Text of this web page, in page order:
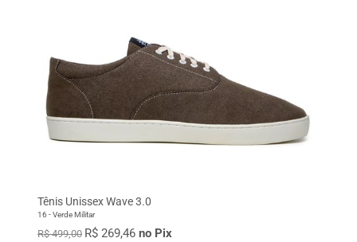
Tênis Unissex Wave 3.0
16 - Verde Militar
R$ 499,00 R$ 269,46 no Pix